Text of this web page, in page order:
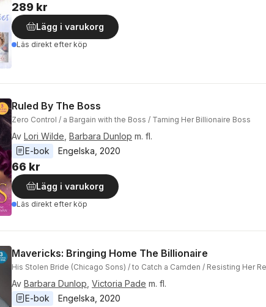
289 kr
Lägg i varukorg
Läs direkt efter köp
Ruled By The Boss
Zero Control / a Bargain with the Boss / Taming Her Billionaire Boss
Av Lori Wilde Barbara Dunlop m. fl.
E-bok
Engelska 2020
66 kr
Lägg i varukorg
Läs direkt efter köp
Mavericks: Bringing Home The Billionaire
His Stolen Bride (Chicago Sons) / to Catch a Camden / Resisting Her
Av Barbara Dunlop Victoria Pade m. fl.
E-bok
Engelska 2020